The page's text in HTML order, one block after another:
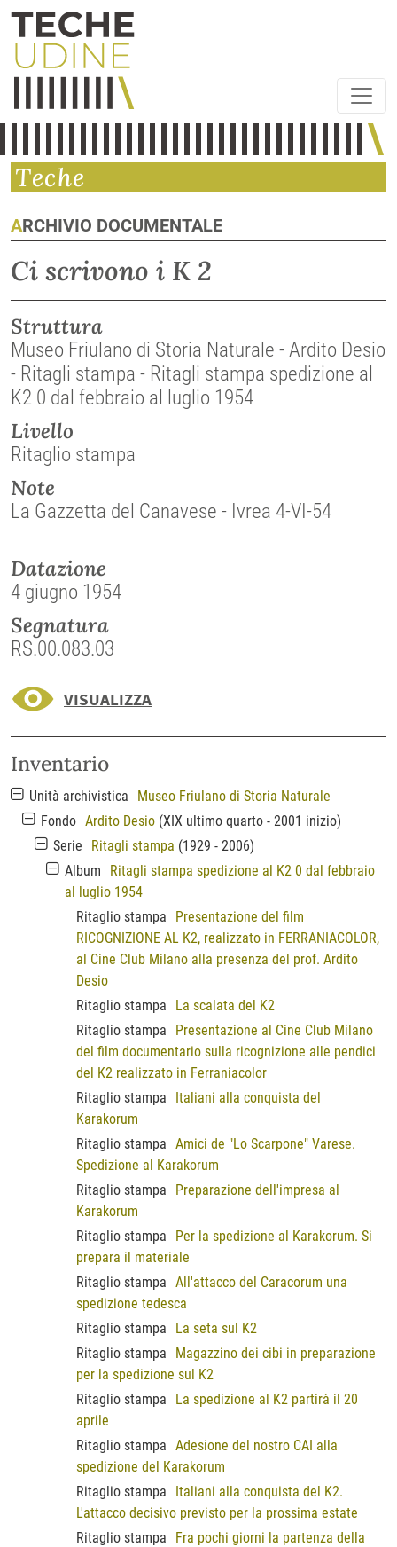
Teche
ARCHIVIO DOCUMENTALE
Ci scrivono i K 2
Struttura
Museo Friulano di Storia Naturale - Ardito Desio
- Ritagli stampa - Ritagli stampa spedizione al
K2 0 dal febbraio al luglio 1954
Livello
Ritaglio stampa
Note
La Gazzetta del Canavese - Ivrea 4-VI-54
Datazione
4 giugno 1954
Segnatura
RS.00.083.03
VISUALIZZA
Inventario
Unità archivistica
Museo Friulano di Storia Naturale
Fondo Ardito Desio (XIX ultimo quarto - 2001 inizio)
Serie
Ritagli stampa (1929 - 2006)
Album
Ritagli stampa spedizione al K2 0 dal febbraio
al luglio 1954
Ritaglio stampa
Presentazione del film
RICOGNIZIONE AL K2, realizzato in FERRANIACOLOR,
al Cine Club Milano alla presenza del prof. Ardito
Desio
Ritaglio stampa
La scalata del K2
Ritaglio stampa
Presentazione al Cine Club Milano
del film documentario sulla ricognizione alle pendici
del K2 realizzato in Ferraniacolor
Ritaglio stampa
Italiani alla conquista del
Karakorum
Ritaglio stampa Amici de "Lo Scarpone" Varese.
Spedizione al Karakorum
Ritaglio stampa
Preparazione dell'impresa al
Karakorum
Ritaglio stampa
Per la spedizione al Karakorum. Si
prepara il materiale
Ritaglio stampa All'attacco del Caracorum una
spedizione tedesca
Ritaglio stampa
La seta sul K2
Ritaglio stampa
Magazzino dei cibi in preparazione
per la spedizione sul K2
Ritaglio stampa
La spedizione al K2 partirà il 20
aprile
Ritaglio stampa Adesione del nostro CAI alla
spedizione del Karakorum
Ritaglio stampa
Italiani alla conquista del K2.
L'attacco decisivo previsto per la prossima estate
Ritaglio stampa
Fra pochi giorni la partenza della